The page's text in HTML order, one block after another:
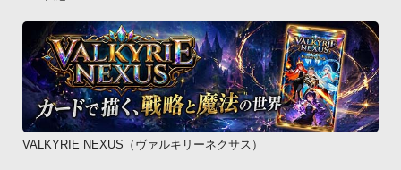
VALKYRIE NEXUS（ヴァルキリーネクサス）